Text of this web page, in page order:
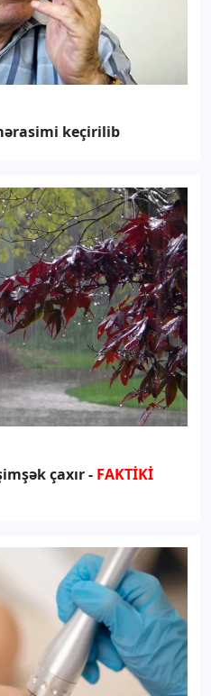
keçirilib
çaxır -FAKTİKİ